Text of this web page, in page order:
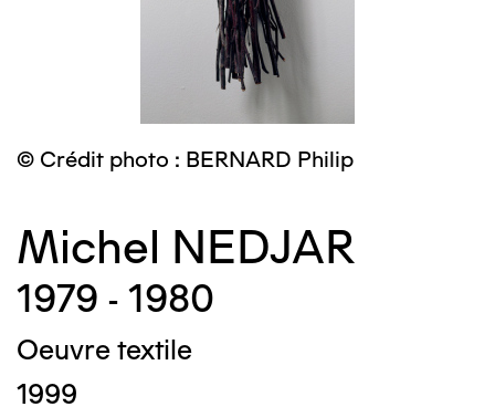
© Crédit photo : BERNARD Philip
Michel NEDJAR
1979 - 1980
Oeuvre textile
1999